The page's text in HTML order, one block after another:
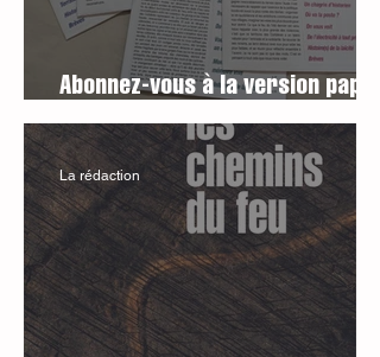
Abonnez-vous à la version papier
du Matin des Corbières
La rédaction